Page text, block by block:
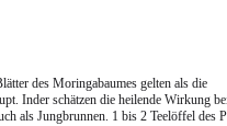
des Moringabaumes gelten als die
Inder schätzen die heilende Wirkung
als Jungbrunnen. 1 bis 2 Teelöffel des